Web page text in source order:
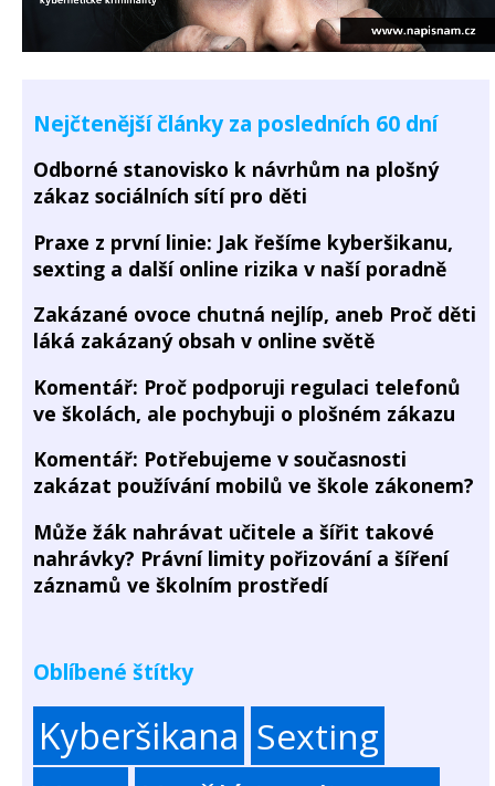
Nejčtenější články za posledních 60 dní
Odborné stanovisko k návrhům na plošný
zákaz sociálních sítí pro děti
Praxe z první linie: Jak řešíme kyberšikanu,
sexting a další online rizika v naší poradně
Zakázané ovoce chutná nejlíp, aneb Proč děti
láká zakázaný obsah v online světě
Komentář: Proč podporuji regulaci telefonů
ve školách, ale pochybuji o plošném zákazu
Komentář: Potřebujeme v současnosti
zakázat používání mobilů ve škole zákonem?
Může žák nahrávat učitele a šířit takové
nahrávky? Právní limity pořizování a šíření
záznamů ve školním prostředí
Oblíbené štítky
Kyberšikana Sexting